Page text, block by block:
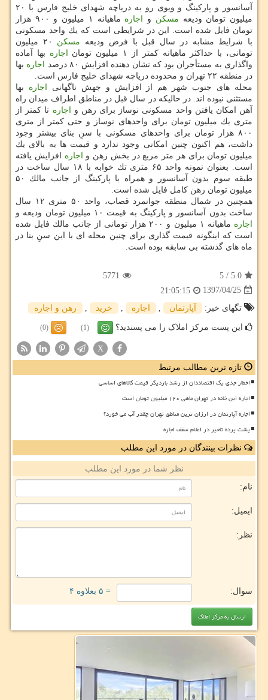
آسانسور و پاركینگ و ویوی رو به دریاچه شهدای خلیج فارس با ۲۰
میلیون تومان ودیعه مسكن و اجاره
ماهیانه ۱ میلیون و ۹۰۰ هزار
تومان فایل شده است. این در شرایطی است كه یك واحد مسكونی
با شرایط مشابه در سال قبل با فرض ودیعه مسكن
۲۰ میلیون
تومانی، با حداكثر ماهیانه كمتر از ۱ میلیون تومان
اجاره بها آماده
واگذاری به مستأجران بود كه نشان دهنده افزایش ۸۰ درصد
اجاره بها
در منطقه ۲۲ تهران و محدوده دریاچه شهدای خلیج فارس است.
محله های جنوب شهر هم از افزایش و جهش ناگهانی اجاره بها
مستثنی نبوده اند. در حالیكه در سال قبل در مناطق اطراف میدان راه
آهن امكان یافتن واحد مسكونی نوساز برای رهن و اجاره تا كمتر از
متری یك میلیون تومان برای واحدهای نوساز و حتی كمتر از متری
۸۰۰ هزار تومان برای واحدهای مسكونی با سنِ بنای بیشتر وجود
داشت، هم اكنون چنین امكانی وجود ندارد و قیمت ها به بالای یك
میلیون تومان برای هر متر مربع در بخش رهن و اجاره افزایش یافته
است. بعنوان نمونه واحد ۶۵ متری تك خوابه با ۱۸ سال ساخت در
طبقه سوم بدون آسانسور و همراه با پاركینگ از جانب مالك ۵۰
میلیون تومان رهن كامل فایل شده است.
همچنین در شمال منطقه جوانمرد قصاب، واحد ۵۰ متری ۱۲ سال
ساخت بدون آسانسور و پاركینگ به قیمت ۱۰ میلیون تومان ودیعه و
اجاره
ماهیانه ۱ میلیون و ۲۰۰ هزار تومانی از جانب مالك فایل شده
است كه اینگونه قیمت گذاری برای چنین محله ای با این سنِ بنا در
ماه های گذشته بی سابقه بوده است.
5.0
/
5
5771
1397/04/25
21:05:15
تگهای خبر:
آپارتمان اجاره خرید رهن و اجاره
این پست مرکز املاک را می پسندید؟ (1)
(0)
X
تازه ترین مطالب مرتبط
اخطار جدی یک اقتصاددان از رشد باردیگر قیمت کالاهای اساسی
اجاره این خانه در تهران ماهی ۱۲۰ میلیون تومان است
اجاره آپارتمان در ارزان ترین مناطق تهران چقدر آب می خورد؟
پشت پرده تاخیر در اعلام سقف اجاره
نظرات بینندگان در مورد این مطلب
نظر شما در مورد این مطلب
نام:
ایمیل:
نظر:
سوال: = ۵ بعلاوه ۴